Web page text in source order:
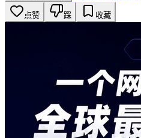
点赞 踩 收藏